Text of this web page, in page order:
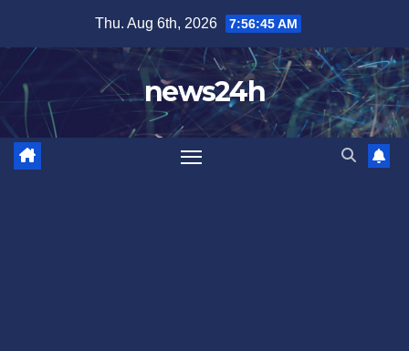
content
Thu. Aug 6th, 2026 7:56:48 AM
news24h